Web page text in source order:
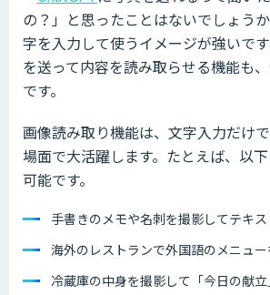
の？」と思ったことはないでしょう
字を入力して使うイメージが強いで
を送って内容を読み取らせる機能も
です。
画像読み取り機能は、文字入力だけ
場面で大活躍します。たとえば、以
可能です。
手書きのメモや名刺を撮影してテキ
海外のレストランで外国語のメニュ
冷蔵庫の中身を撮影して「今日の献